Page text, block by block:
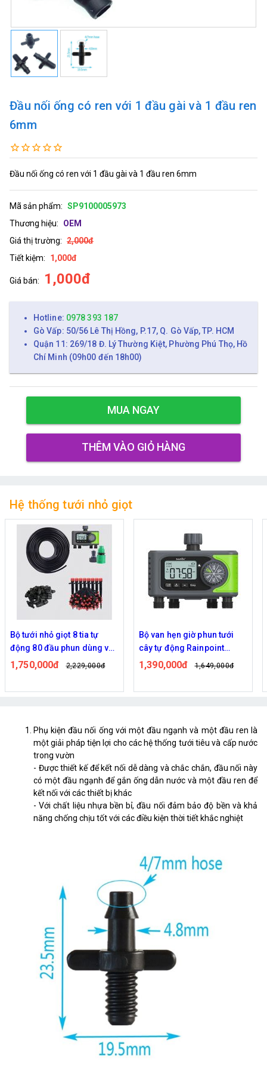
Đầu nối ống có ren với 1 đầu gài và 1 đầu ren
6mm
Đầu nối ống có ren với 1 đầu gài và 1 đầu ren 6mm
Mã sản phẩm: SP9100005973
Thương hiệu:
OEM
Giá thị trường: 2,000đ
Tiết kiệm:
1,000đ
Giá bán: 1,000đ
Hotline: 0978 393 187
Gò Vấp: 50/56 Lê Thị Hồng, P.17, Q. Gò Vấp, TP. HCM
Quận 11: 269/18 Đ. Lý Thường Kiệt, Phường Phú Thọ, Hồ
Chí Minh (09h00 đến 18h00)
MUA NGAY
THÊM VÀO GIỎ HÀNG
Hệ thống tưới nhỏ giọt
Bộ tưới nhỏ giọt 8 tia tự
động 80 đầu phun dùng van
nước hẹn giờ RainPoint
1,750,000đ 2,229,000đ
Bộ van hẹn giờ phun tưới
cây tự động Rainpoint
ITV405
1,390,000đ 1,649,000đ
Phụ kiện đầu nối ống với một đầu ngạnh và một đầu ren là
một giải pháp tiện lợi cho các hệ thống tưới tiêu và cấp nước
trong vườn
- Được thiết kế để kết nối dễ dàng và chắc chắn, đầu nối này
có một đầu ngạnh để gắn ống dẫn nước và một đầu ren để
kết nối với các thiết bị khác
- Với chất liệu nhựa bền bỉ, đầu nối đảm bảo độ bền và khả
năng chống chịu tốt với các điều kiện thời tiết khắc nghiệt